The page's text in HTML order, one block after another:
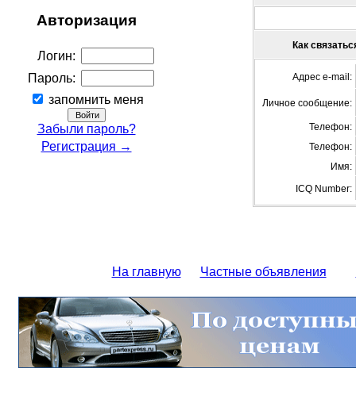
Авторизация
Логин:
Пароль:
запомнить меня
Забыли пароль?
Регистрация →
Как
Адрес e-mail:
Личное сообщение:
Телефон:
Телефон:
Имя:
ICQ Number:
На главную Частные объявления